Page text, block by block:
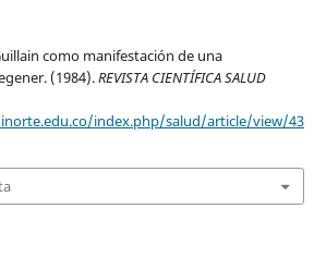
como manifestación de una
(1984).REVISTA CIENTÍFICA SALUD
index.php/salud/article/view/43